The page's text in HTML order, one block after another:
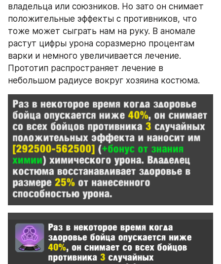
владельца или союзников. Но зато он снимает
положительные эффекты с противников, что
тоже может сыграть нам на руку. В аномале
растут цифры урона соразмерно процентам
варки и немного увеличивается лечение.
Прототип распространяет лечение в
небольшом радиусе вокруг хозяина костюма.